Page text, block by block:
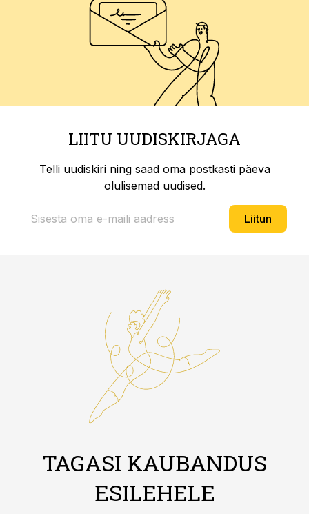
LIITU UUDISKIRJAGA
Telli uudiskiri ning saad oma postkasti päeva
olulisemad uudised.
Liitun
TAGASI KAUBANDUS
ESILEHELE